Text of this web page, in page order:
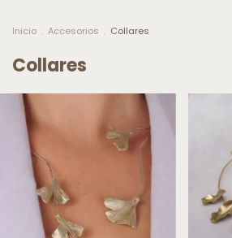
Inicio . Accesorios . Collares
Collares